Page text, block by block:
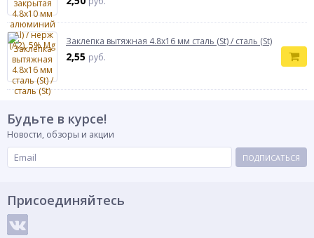
Заклепка вытяжная 4.8х16 мм сталь (St) / сталь (St)
2,55 руб.
Будьте в курсе!
Новости, обзоры и акции
ПОДПИСАТЬСЯ
Присоединяйтесь